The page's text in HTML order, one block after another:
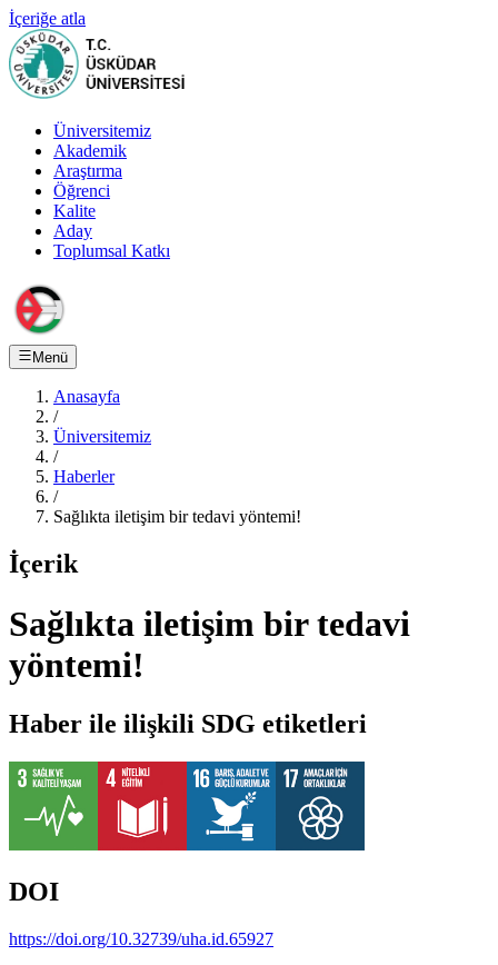
İçeriğe atla
Üniversitemiz
Akademik
Araştırma
Öğrenci
Kalite
Aday
Toplumsal Katkı
Menü
Anasayfa
/
Üniversitemiz
/
Haberler
/
Sağlıkta iletişim bir tedavi yöntemi!
İçerik
Sağlıkta iletişim bir tedavi
yöntemi!
Haber ile ilişkili SDG etiketleri
DOI
https://doi.org/10.32739/uha.id.65927